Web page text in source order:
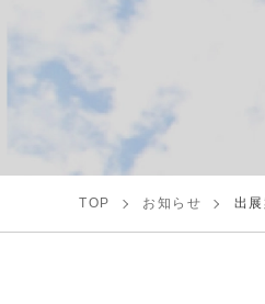
TOP お知らせ 出